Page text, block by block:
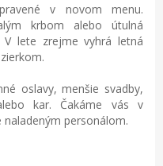
v novom menu.
krbom alebo útulná
lete zrejme vyhrá letná
oslavy, menšie svadby,
kar. Čakáme vás v
personálom.